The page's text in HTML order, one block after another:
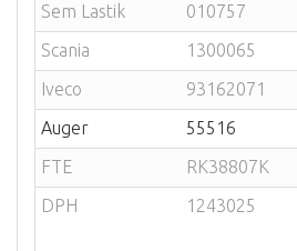
Sem Lastik 010757
Scania
1300065
Iveco
93162071
Auger
55516
FTE
RK38807K
DPH
1243025